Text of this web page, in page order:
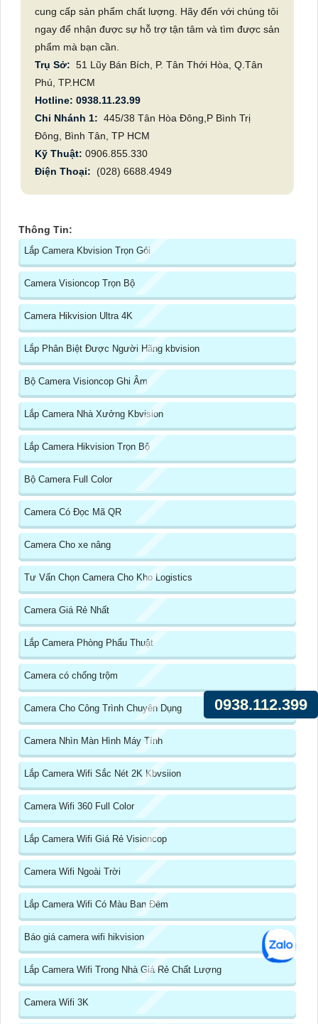
cung cấp sản phẩm chất lượng. Hãy đến với chúng tôi
ngay để nhận được sự hỗ trợ tận tâm và tìm được sản
phẩm mà bạn cần.
Trụ Sở: 51 Lũy Bán Bích, P. Tân Thới Hòa, Q.Tân
Phú, TP.HCM
Hotline: 0938.11.23.99
Chi Nhánh 1: 445/38 Tân Hòa Đông,P Bình Trị
Đông, Bình Tân, TP HCM
Kỹ Thuật: 0906.855.330
Điện Thoại:
(028) 6688.4949
Thông Tin:
Lắp Camera Kbvision Trọn Gói
Camera Visioncop Trọn Bộ
Camera Hikvision Ultra 4K
Lắp Phân Biệt Được Người Hãng kbvision
Bộ Camera Visioncop Ghi Âm
Lắp Camera Nhà Xưởng Kbvision
Lắp Camera Hikvision Trọn Bộ
Bộ Camera Full Color
Camera Có Đọc Mã QR
Camera Cho xe nâng
Tư Vấn Chọn Camera Cho Kho Logistics
Camera Giá Rẻ Nhất
Lắp Camera Phòng Phẩu Thuật
Camera có chống trộm
Camera Cho Công Trình Chuyên Dụng
Camera Nhìn Màn Hình Máy Tính
Lắp Camera Wifi Sắc Nét 2K Kbvsiion
Camera Wifi 360 Full Color
Lắp Camera Wifi Giá Rẻ Visioncop
Camera Wifi Ngoài Trời
Lắp Camera Wifi Có Màu Ban Đêm
Báo giá camera wifi hikvision
Lắp Camera Wifi Trong Nhà Giá Rẻ Chất Lượng
Camera Wifi 3K
0938.112.399